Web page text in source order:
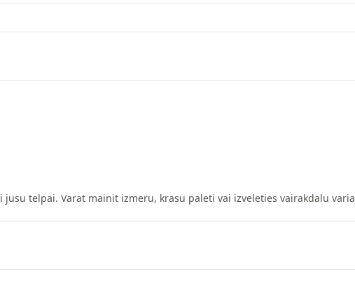
telpai. Varat mainit izmeru, krasu paleti vai izveleties vairakdalu